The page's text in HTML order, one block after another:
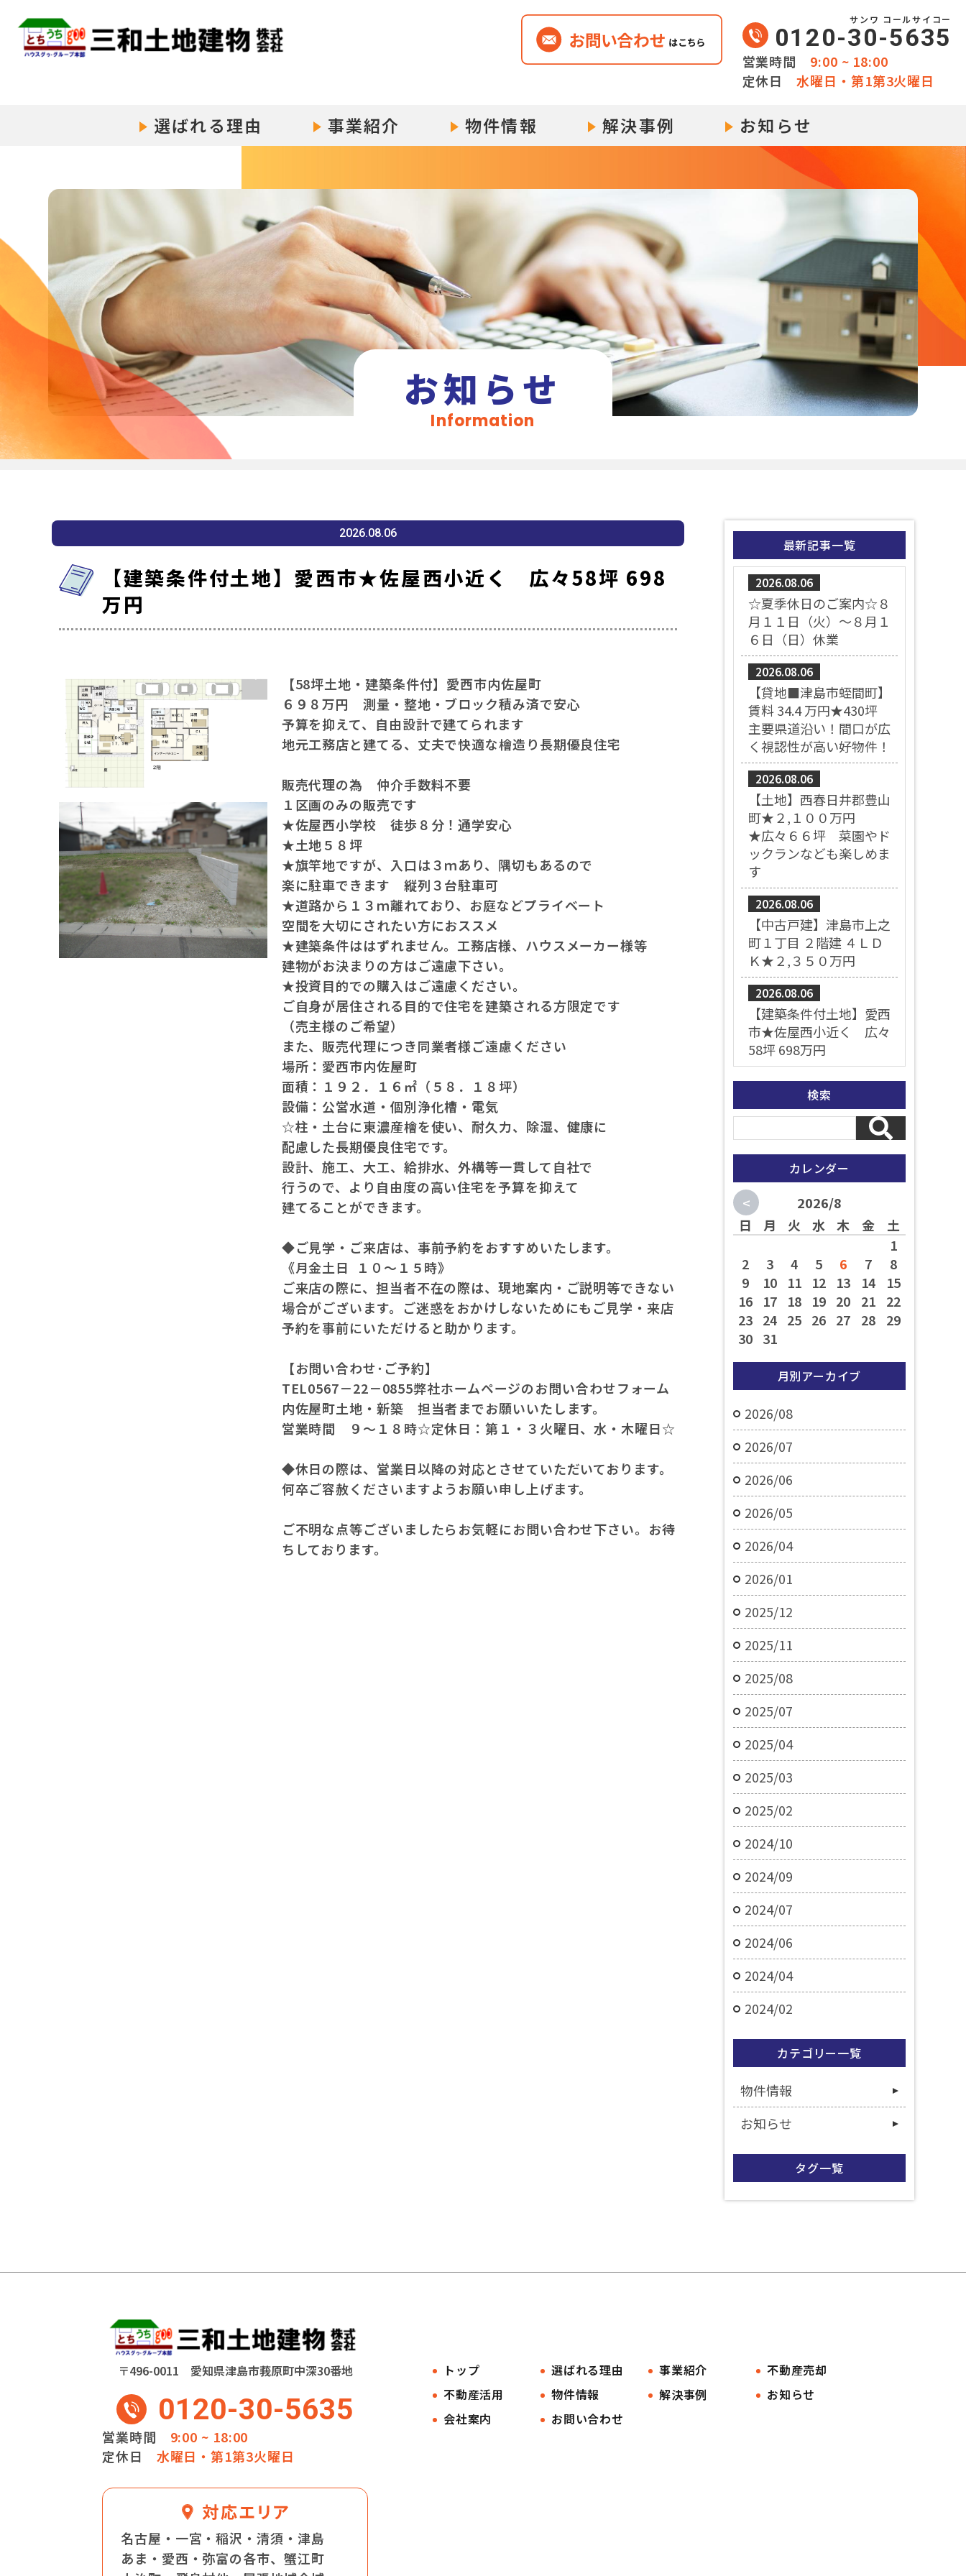
0120-30-5635
営業時間 9:00 ~ 18:00
定休日水曜日・第1第3火曜日
選ばれる理由 事業紹介 物件情報 解決事例 お知らせ
お知らせ
Information
2026.08.06
【建築条件付土地】愛西市★佐屋西小近く 広々58坪 698
万円
【58坪土地・建築条件付】愛西市内佐屋町
６９８万円 測量・整地・ブロック積み済で安心
予算を抑えて、自由設計で建てられます
地元工務店と建てる、丈夫で快適な檜造り長期優良住宅
販売代理の為 仲介手数料不要
１区画のみの販売です
★佐屋西小学校 徒歩８分！通学安心
★土地５８坪
★旗竿地ですが、入口は３ｍあり、隅切もあるので
楽に駐車できます 縦列３台駐車可
★道路から１３ｍ離れており、お庭などプライベート
空間を大切にされたい方におススメ
★建築条件ははずれません。工務店様、ハウスメーカー様等
建物がお決まりの方はご遠慮下さい。
★投資目的での購入はご遠慮ください。
ご自身が居住される目的で住宅を建築される方限定です
（売主様のご希望）
また、販売代理につき同業者様ご遠慮ください
場所：愛西市内佐屋町
面積：１９２．１６㎡（５８．１８坪）
設備：公営水道・個別浄化槽・電気
☆柱・土台に東濃産檜を使い、耐久力、除湿、健康に
配慮した長期優良住宅です。
設計、施工、大工、給排水、外構等一貫して自社で
行うので、より自由度の高い住宅を予算を抑えて
建てることができます。
◆ご見学・ご来店は、事前予約をおすすめいたします。
《月金土日 １０～１５時》
ご来店の際に、担当者不在の際は、現地案内・ご説明等できない
場合がございます。ご迷惑をおかけしないためにもご見学・来店
予約を事前にいただけると助かります。
【お問い合わせ･ご予約】
TEL0567－22－0855弊社ホームページのお問い合わせフォーム
内佐屋町土地・新築 担当者までお願いいたします。
営業時間 ９～１８時☆定休日：第１・３火曜日、水・木曜日☆
◆休日の際は、営業日以降の対応とさせていただいております。
何卒ご容赦くださいますようお願い申し上げます。
ご不明な点等ございましたらお気軽にお問い合わせ下さい。お待
ちしております。
最新記事一覧
2026.08.06
☆夏季休日のご案内☆８
月１１日（火）～８月１
６日（日）休業
2026.08.06
【貸地■津島市蛭間町】
賃料 34.4 万円★430坪
主要県道沿い！間口が広
く視認性が高い好物件！
2026.08.06
【土地】西春日井郡豊山
町★２,１００万円
★広々６６坪 菜園やド
ックランなども楽しめま
す
2026.08.06
【中古戸建】津島市上之
町１丁目 ２階建 ４ＬＤ
Ｋ★２,３５０万円
2026.08.06
【建築条件付土地】愛西
市★佐屋西小近く 広々
58坪 698万円
検索
カレンダー
<
2026/8
日
月 火 水 木 金
土
1
2
3 4 5 6 7
8
9
10 11 12 13 14
15
16
17 18 19 20 21
22
23 24 25 26 27 28
29
30 31
月別アーカイブ
2026/08
2026/07
2026/06
2026/05
2026/04
2026/01
2025/12
2025/11
2025/08
2025/07
2025/04
2025/03
2025/02
2024/10
2024/09
2024/07
2024/06
2024/04
2024/02
カテゴリー一覧
物件情報
お知らせ
タグ一覧
〒496-0011 愛知県津島市莪原町中深30番地
0120-30-5635
営業時間 9:00 ~ 18:00
定休日 水曜日・第1第3火曜日
名古屋・一宮・稲沢・清須・津島
あま・愛西・弥富の各市、蟹江町
トップ 選ばれる理由 事業紹介
不動産売却
不動産活用
物件情報 解決事例
お知らせ
会社案内
お問い合わせ